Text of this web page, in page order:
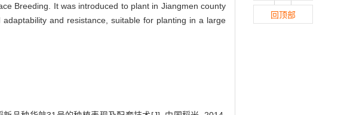
Breeding. It was introduced to plant in Jiangmen county
and resistance, suitable for planting in a large
回顶部